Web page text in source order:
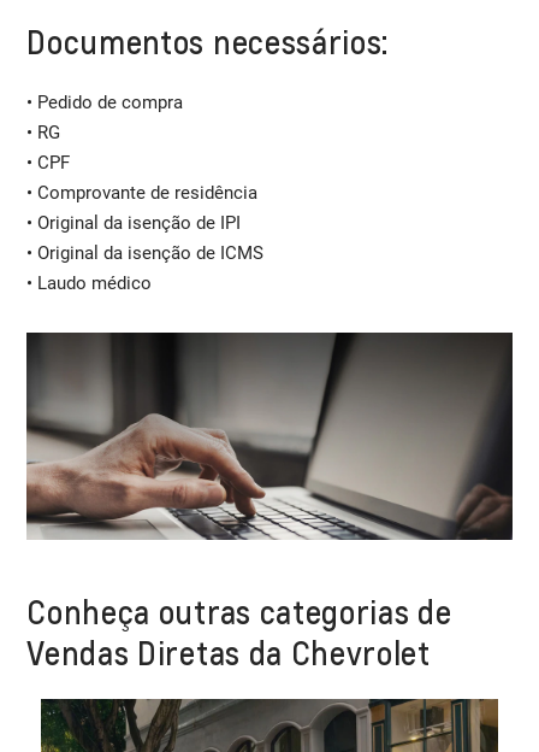
Documentos necessários:
• Pedido de compra
• RG
• CPF
• Comprovante de residência
• Original da isenção de IPI
• Original da isenção de ICMS
• Laudo médico
Conheça outras categorias de
Vendas Diretas da Chevrolet